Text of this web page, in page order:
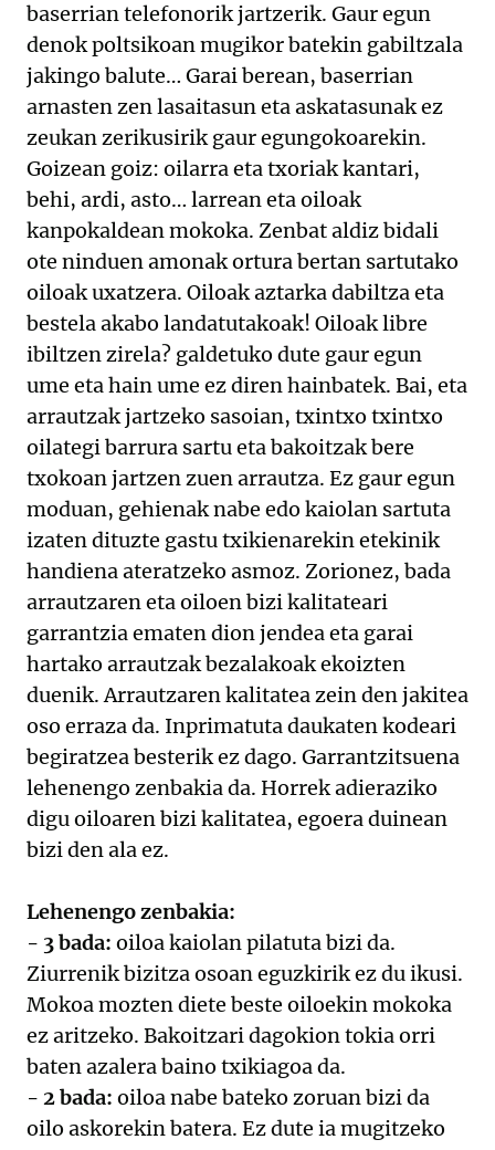
baserrian telefonorik jartzerik. Gaur egun
denok poltsikoan mugikor batekin gabiltzala
jakingo balute… Garai berean, baserrian
arnasten zen lasaitasun eta askatasunak ez
zeukan zerikusirik gaur egungokoarekin.
Goizean goiz: oilarra eta txoriak kantari,
behi, ardi, asto… larrean eta oiloak
kanpokaldean mokoka. Zenbat aldiz bidali
ote ninduen amonak ortura bertan sartutako
oiloak uxatzera. Oiloak aztarka dabiltza eta
bestela akabo landatutakoak! Oiloak libre
ibiltzen zirela? galdetuko dute gaur egun
ume eta hain ume ez diren hainbatek. Bai, eta
arrautzak jartzeko sasoian, txintxo txintxo
oilategi barrura sartu eta bakoitzak bere
txokoan jartzen zuen arrautza. Ez gaur egun
moduan, gehienak nabe edo kaiolan sartuta
izaten dituzte gastu txikienarekin etekinik
handiena ateratzeko asmoz. Zorionez, bada
arrautzaren eta oiloen bizi kalitateari
garrantzia ematen dion jendea eta garai
hartako arrautzak bezalakoak ekoizten
duenik. Arrautzaren kalitatea zein den jakitea
oso erraza da. Inprimatuta daukaten kodeari
begiratzea besterik ez dago. Garrantzitsuena
lehenengo zenbakia da. Horrek adieraziko
digu oiloaren bizi kalitatea, egoera duinean
bizi den ala ez.
Lehenengo zenbakia:
- 3 bada: oiloa kaiolan pilatuta bizi da.
Ziurrenik bizitza osoan eguzkirik ez du ikusi.
Mokoa mozten diete beste oiloekin mokoka
ez aritzeko. Bakoitzari dagokion tokia orri
baten azalera baino txikiagoa da.
- 2 bada: oiloa nabe bateko zoruan bizi da
oilo askorekin batera. Ez dute ia mugitzeko